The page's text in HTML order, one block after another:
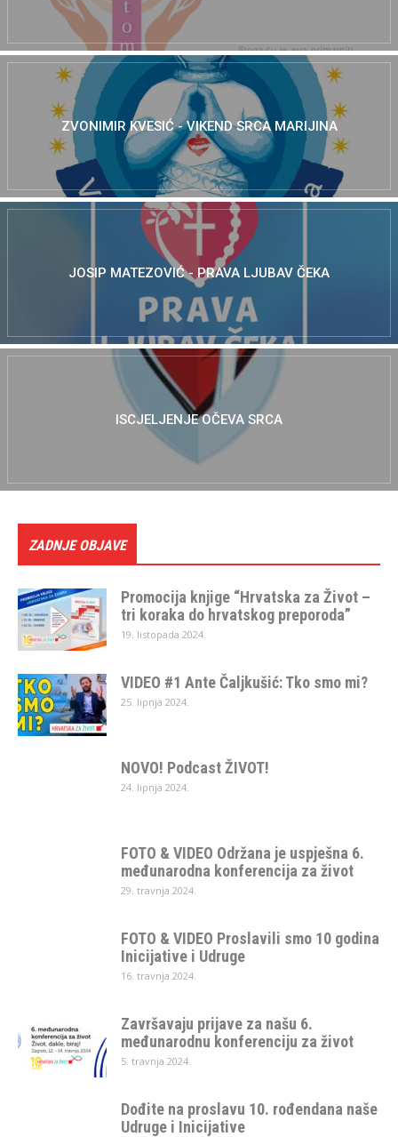
ZVONIMIR KVESIĆ - VIKEND SRCA MARIJINA
JOSIP MATEZOVIĆ - PRAVA LJUBAV ČEKA
ISCJELJENJE OČEVA SRCA
ZADNJE OBJAVE
Promocija knjige “Hrvatska za Život –
tri koraka do hrvatskog preporoda”
19. listopada 2024.
VIDEO #1 Ante Čaljkušić: Tko smo mi?
25. lipnja 2024.
NOVO! Podcast ŽIVOT!
24. lipnja 2024.
FOTO & VIDEO Održana je uspješna 6.
međunarodna konferencija za život
29. travnja 2024.
FOTO & VIDEO Proslavili smo 10 godina
Inicijative i Udruge
16. travnja 2024.
Završavaju prijave za našu 6.
međunarodnu konferenciju za život
5. travnja 2024.
Dođite na proslavu 10. rođendana naše
Udruge i Inicijative